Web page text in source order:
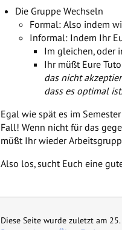
Die Gruppe Wechseln
Formal: Also indem
Informal: Indem Ihr
Im gleichen, oder
Ihr müßt Eure
das nicht
dass es optimal ist.
Egal wie spät es im
Fall! Wenn nicht für das
müßt Ihr wieder
Also los, sucht Euch eine
Diese Seite wurde zuletzt am